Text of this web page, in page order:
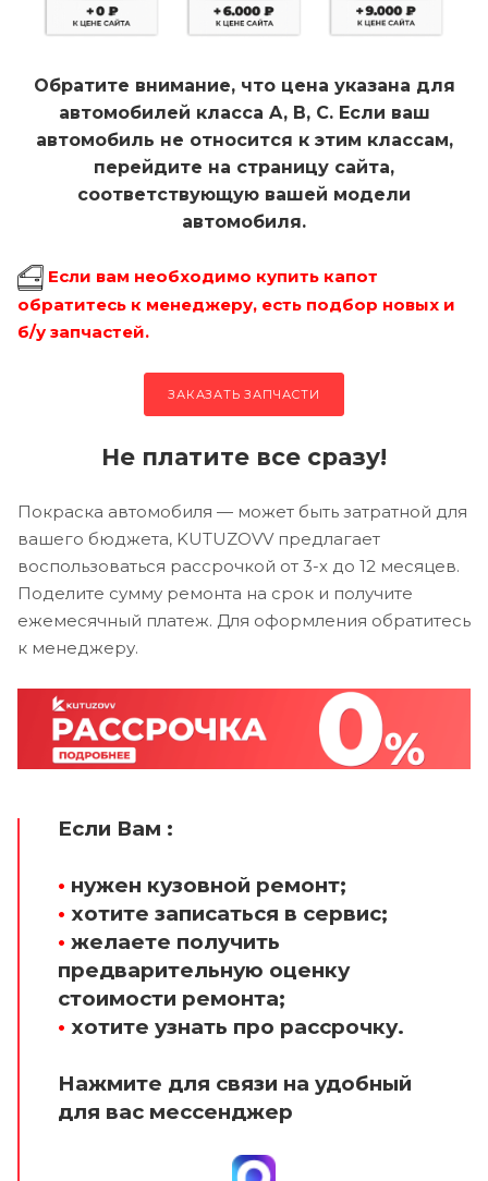
Обратите внимание, что цена указана для
автомобилей класса A, B, C. Если ваш
автомобиль не относится к этим классам,
перейдите на страницу сайта,
соответствующую вашей модели
автомобиля.
Если вам необходимо купить капот
обратитесь к менеджеру, есть подбор новых и
б/у запчастей.
ЗАКАЗАТЬ ЗАПЧАСТИ
Не платите все сразу!
Покраска автомобиля — может быть затратной для
вашего бюджета, KUTUZOVV предлагает
воспользоваться рассрочкой от 3-х до 12 месяцев.
Поделите сумму ремонта на срок и получите
ежемесячный платеж. Для оформления обратитесь
к менеджеру.
Если Вам :
• нужен кузовной ремонт;
• хотите записаться в сервис;
• желаете получить
предварительную оценку
стоимости ремонта;
• хотите узнать про рассрочку.
Нажмите для связи на удобный
для вас мессенджер